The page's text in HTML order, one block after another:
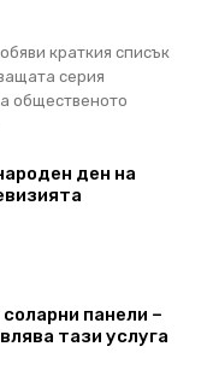
краткия списък
серия
общественото
ден на
панели –
тази услуга